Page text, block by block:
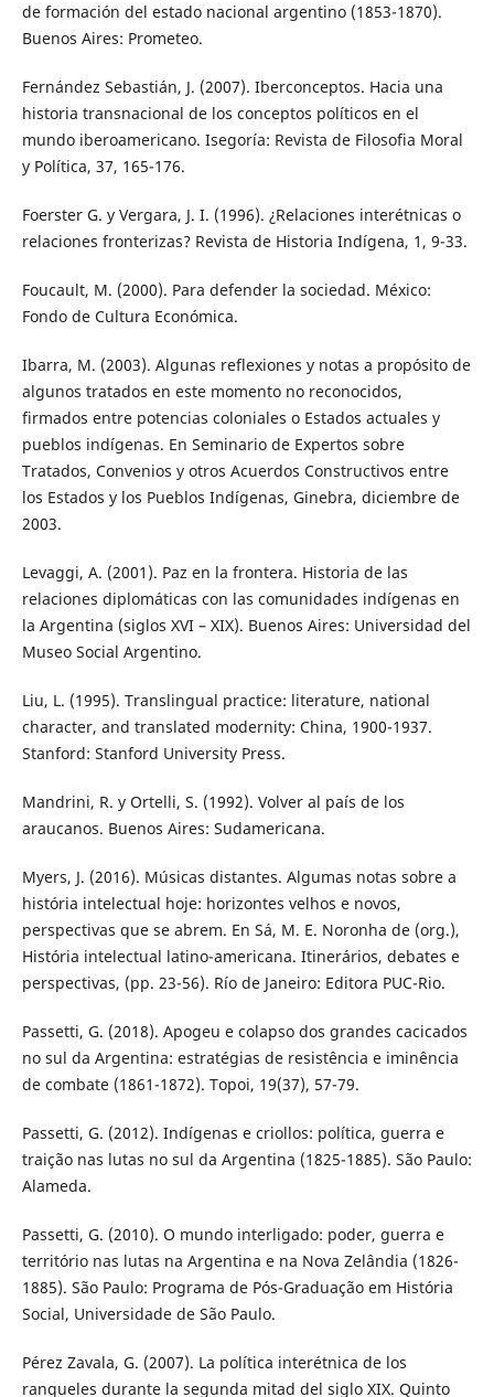
de formación del estado nacional argentino (1853-1870).
Buenos Aires: Prometeo.
Fernández Sebastián, J. (2007). Iberconceptos. Hacia una
historia transnacional de los conceptos políticos en el
mundo iberoamericano. Isegoría: Revista de Filosofia Moral
y Política, 37, 165-176.
Foerster G. y Vergara, J. I. (1996). ¿Relaciones interétnicas o
relaciones fronterizas? Revista de Historia Indígena, 1, 9-33.
Foucault, M. (2000). Para defender la sociedad. México:
Fondo de Cultura Económica.
Ibarra, M. (2003). Algunas reflexiones y notas a propósito de
algunos tratados en este momento no reconocidos,
firmados entre potencias coloniales o Estados actuales y
pueblos indígenas. En Seminario de Expertos sobre
Tratados, Convenios y otros Acuerdos Constructivos entre
los Estados y los Pueblos Indígenas, Ginebra, diciembre de
2003.
Levaggi, A. (2001). Paz en la frontera. Historia de las
relaciones diplomáticas con las comunidades indígenas en
la Argentina (siglos XVI – XIX). Buenos Aires: Universidad del
Museo Social Argentino.
Liu, L. (1995). Translingual practice: literature, national
character, and translated modernity: China, 1900-1937.
Stanford: Stanford University Press.
Mandrini, R. y Ortelli, S. (1992). Volver al país de los
araucanos. Buenos Aires: Sudamericana.
Myers, J. (2016). Músicas distantes. Algumas notas sobre a
história intelectual hoje: horizontes velhos e novos,
perspectivas que se abrem. En Sá, M. E. Noronha de (org.),
História intelectual latino-americana. Itinerários, debates e
perspectivas, (pp. 23-56). Río de Janeiro: Editora PUC-Rio.
Passetti, G. (2018). Apogeu e colapso dos grandes cacicados
no sul da Argentina: estratégias de resistência e iminência
de combate (1861-1872). Topoi, 19(37), 57-79.
Passetti, G. (2012). Indígenas e criollos: política, guerra e
traição nas lutas no sul da Argentina (1825-1885). São Paulo:
Alameda.
Passetti, G. (2010). O mundo interligado: poder, guerra e
território nas lutas na Argentina e na Nova Zelândia (1826-
1885). São Paulo: Programa de Pós-Graduação em História
Social, Universidade de São Paulo.
Pérez Zavala, G. (2007). La política interétnica de los
ranqueles durante la segunda mitad del siglo XIX. Quinto